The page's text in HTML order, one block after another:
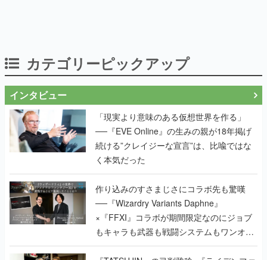
カテゴリーピックアップ
インタビュー
「現実より意味のある仮想世界を作る」
──『EVE Online』の生みの親が18年掲げ
続ける”クレイジーな宣言”は、比喩ではな
く本気だった
作り込みのすさまじさにコラボ先も驚嘆
──『Wizardry Variants Daphne』
×『FFXI』コラボが期間限定なのにジョブ
もキャラも武器も戦闘システムもワンオフ
で作り込まれた理由を両ディレクターに聞